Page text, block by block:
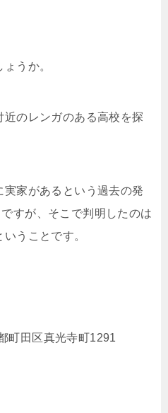
うか。
のレンガのある高校を探
家があるという過去の発
すが、そこで判明したのは
いうことです。
田区真光寺町1291